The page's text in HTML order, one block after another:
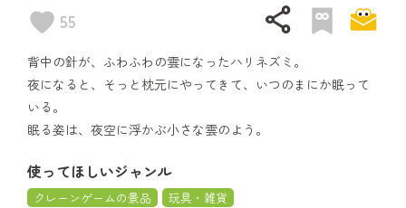
55 share
背中の針が、ふわふわの雲になったハリネズミ。
夜になると、そっと枕元にやってきて、いつのまにか眠って
いる。
眠る姿は、夜空に浮かぶ小さな雲のよう。
使ってほしいジャンル
クレーンゲームの景品
玩具・雑貨